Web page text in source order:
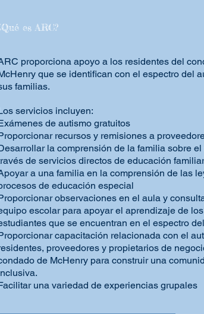
es ARC?
proporciona apoyo a los residentes del
que se identifican con el espectro del
familias.
servicios incluyen:
de autismo gratuitos
recursos y remisiones a
la comprensión de la familia sobre
de servicios directos de educación
a una familia en la comprensión de las
de educación especial
observaciones en el aula y
escolar para apoyar el aprendizaje de los
que se encuentran en el espectro
capacitación relacionada con el
proveedores y propietarios de
de McHenry para construir una
una variedad de experiencias grupales